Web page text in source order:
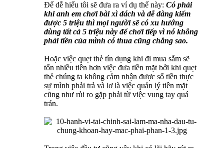
Để dễ hiểu tôi sẽ đưa ra ví dụ thế này: Có phải
khi anh em chơi bài xì dách và dễ dàng kiếm
được 5 triệu thì mọi người sẽ có xu hướng
dùng tất cả 5 triệu này để chơi tiếp vì nó không
phải tiền của mình có thua cũng chẳng sao.
Hoặc việc quẹt thẻ tín dụng khi đi mua sắm sẽ
tốn nhiều tiền hơn việc đưa tiền mặt bởi khi quẹt
thẻ chúng ta không cảm nhận được số tiền thực
sự mình phải trả và lơ là việc quản lý tiền mặt
cũng như rủi ro gặp phải từ việc vung tay quá
trán.